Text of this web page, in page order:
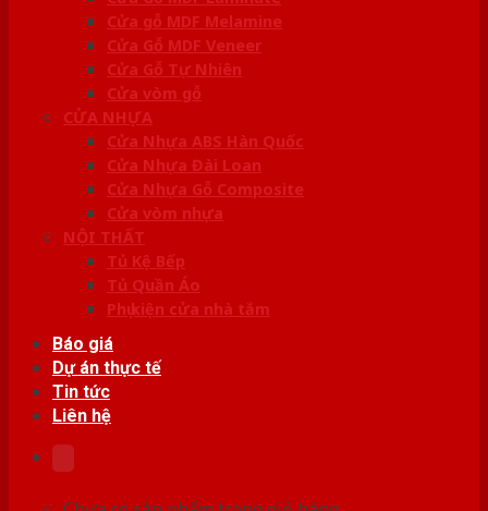
Cửa gỗ MDF Melamine
Cửa Gỗ MDF Veneer
Cửa Gỗ Tự Nhiên
Cửa vòm gỗ
CỬA NHỰA
Cửa Nhựa ABS Hàn Quốc
Cửa Nhựa Đài Loan
Cửa Nhựa Gỗ Composite
Cửa vòm nhựa
NỘI THẤT
Tủ Kệ Bếp
Tủ Quần Áo
Phụ kiện cửa nhà tắm
Báo giá
Dự án thực tế
Tin tức
Liên hệ